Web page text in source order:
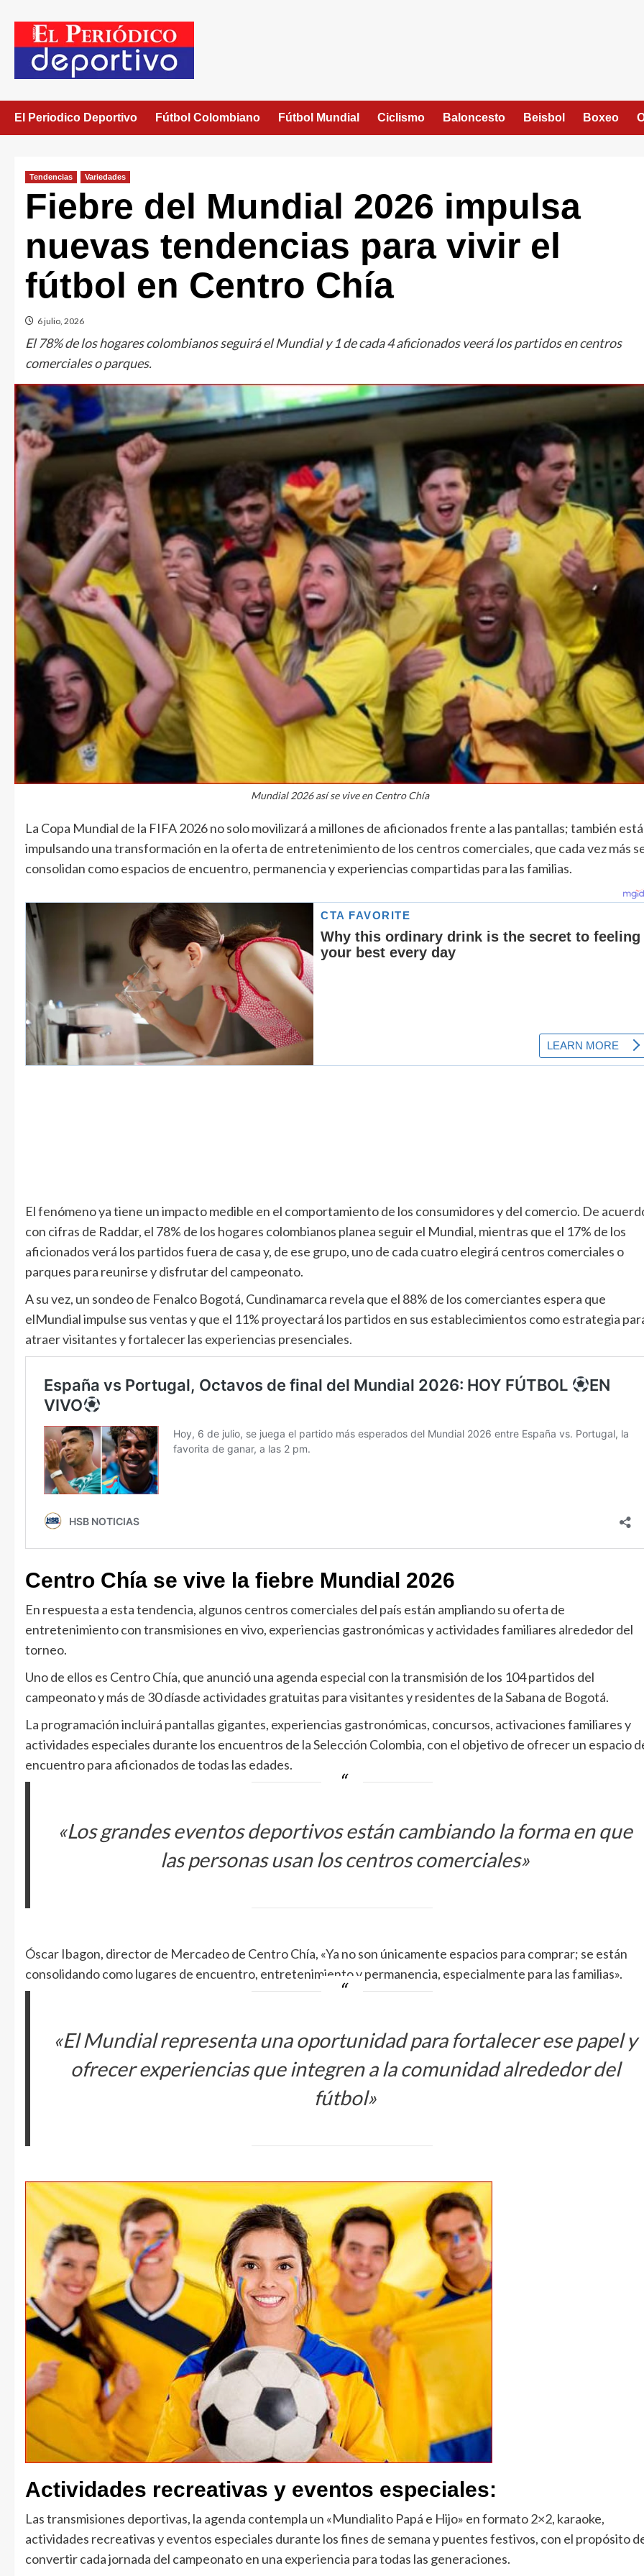
El Periodico Deportivo Fútbol Colombiano Fútbol Mundial Ciclismo Baloncesto Beisbol Boxeo
Tendencias Variedades
Fiebre del Mundial 2026 impulsa
nuevas tendencias para vivir el
fútbol en Centro Chía
6 julio, 2026
El 78% de los hogares colombianos seguirá el Mundial y 1 de cada 4 aficionados veerá los partidos en centros
comerciales o parques.
Mundial 2026 así se vive en Centro Chía
La Copa Mundial de la FIFA 2026 no solo movilizará a millones de aficionados frente a las pantallas; también está
impulsando una transformación en la oferta de entretenimiento de los centros comerciales, que cada vez más
consolidan como espacios de encuentro, permanencia y experiencias compartidas para las familias.
El fenómeno ya tiene un impacto medible en el comportamiento de los consumidores y del comercio. De
con cifras de Raddar, el 78% de los hogares colombianos planea seguir el Mundial, mientras que el 17% de los
aficionados verá los partidos fuera de casa y, de ese grupo, uno de cada cuatro elegirá centros comerciales o
parques para reunirse y disfrutar del campeonato.
A su vez, un sondeo de Fenalco Bogotá, Cundinamarca revela que el 88% de los comerciantes espera que
elMundial impulse sus ventas y que el 11% proyectará los partidos en sus establecimientos como estrategia
atraer visitantes y fortalecer las experiencias presenciales.
Centro Chía se vive la fiebre Mundial 2026
En respuesta a esta tendencia, algunos centros comerciales del país están ampliando su oferta de
entretenimiento con transmisiones en vivo, experiencias gastronómicas y actividades familiares alrededor del
torneo.
Uno de ellos es Centro Chía, que anunció una agenda especial con la transmisión de los 104 partidos del
campeonato y más de 30 díasde actividades gratuitas para visitantes y residentes de la Sabana de Bogotá.
La programación incluirá pantallas gigantes, experiencias gastronómicas, concursos, activaciones familiares y
actividades especiales durante los encuentros de la Selección Colombia, con el objetivo de ofrecer un espacio
encuentro para aficionados de todas las edades.
«Los grandes eventos deportivos están cambiando la forma en que
las personas usan los centros comerciales»
Óscar Ibagon, director de Mercadeo de Centro Chía, «Ya no son únicamente espacios para comprar; se están
consolidando como lugares de encuentro, entretenimiento y permanencia, especialmente para las familias».
«El Mundial representa una oportunidad para fortalecer ese papel y
ofrecer experiencias que integren a la comunidad alrededor del
fútbol»
Actividades recreativas y eventos especiales:
Las transmisiones deportivas, la agenda contempla un «Mundialito Papá e Hijo» en formato 2×2, karaoke,
actividades recreativas y eventos especiales durante los fines de semana y puentes festivos, con el propósito
convertir cada jornada del campeonato en una experiencia para todas las generaciones.